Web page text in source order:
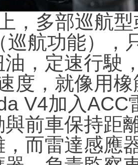
，多部巡航
巡航功能），
油，定速行駛
度，就像用
V4加入ACC
與前車保持距
，而雷達感應